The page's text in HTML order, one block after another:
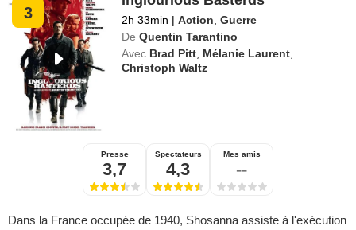
3 2h 33min | Action ,Guerre
De Quentin Tarantino
Avec Brad Pitt Mélanie Laurent
Christoph Waltz
Presse
3,7
Spectateurs
4,3
Mes amis
--
Dans la France occupée de 1940, Shosanna assiste à l'exécution